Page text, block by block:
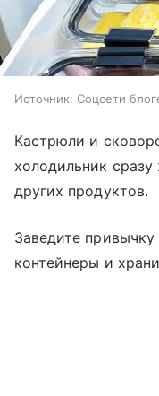
Источник: Соцсети
Кастрюли и
холодильник
других продуктов.
Заведите
контейнеры и